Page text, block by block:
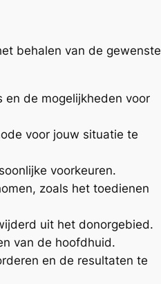
behalen van de gewenste
de mogelijkheden voor
voor jouw situatie te
voorkeuren.
zoals het toedienen
uit het donorgebied.
van de hoofdhuid.
en de resultaten te